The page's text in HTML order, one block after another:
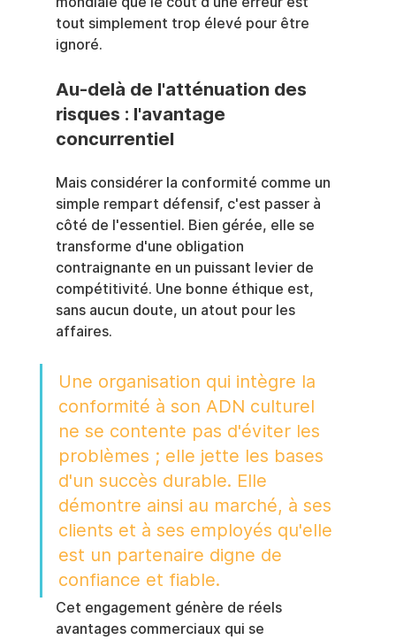
tout simplement trop élevé pour être
ignoré.
Au-delà de l'atténuation des
risques : l'avantage
concurrentiel
Mais considérer la conformité comme un
simple rempart défensif, c'est passer à
côté de l'essentiel. Bien gérée, elle se
transforme d'une obligation
contraignante en un puissant levier de
compétitivité. Une bonne éthique est,
sans aucun doute, un atout pour les
affaires.
Une organisation qui intègre la
conformité à son ADN culturel
ne se contente pas d'éviter les
problèmes ; elle jette les bases
d'un succès durable. Elle
démontre ainsi au marché, à ses
clients et à ses employés qu'elle
est un partenaire digne de
confiance et fiable.
Cet engagement génère de réels
avantages commerciaux qui se